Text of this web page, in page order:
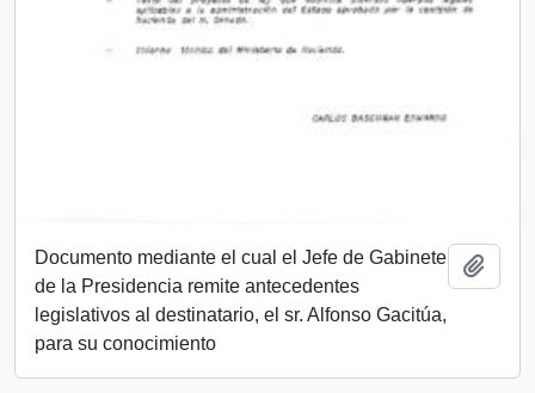
Documento mediante el cual el Jefe de Gabinete
de la Presidencia remite antecedentes
legislativos al destinatario, el sr. Alfonso Gacitúa,
para su conocimiento